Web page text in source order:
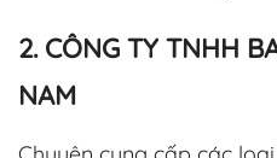
2. CÔNG TY TNHH
NAM